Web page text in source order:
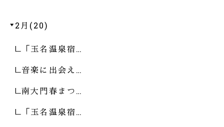
2月(20)
「玉名温泉宿…
音楽に出会え…
南大門春まつ…
「玉名温泉宿…